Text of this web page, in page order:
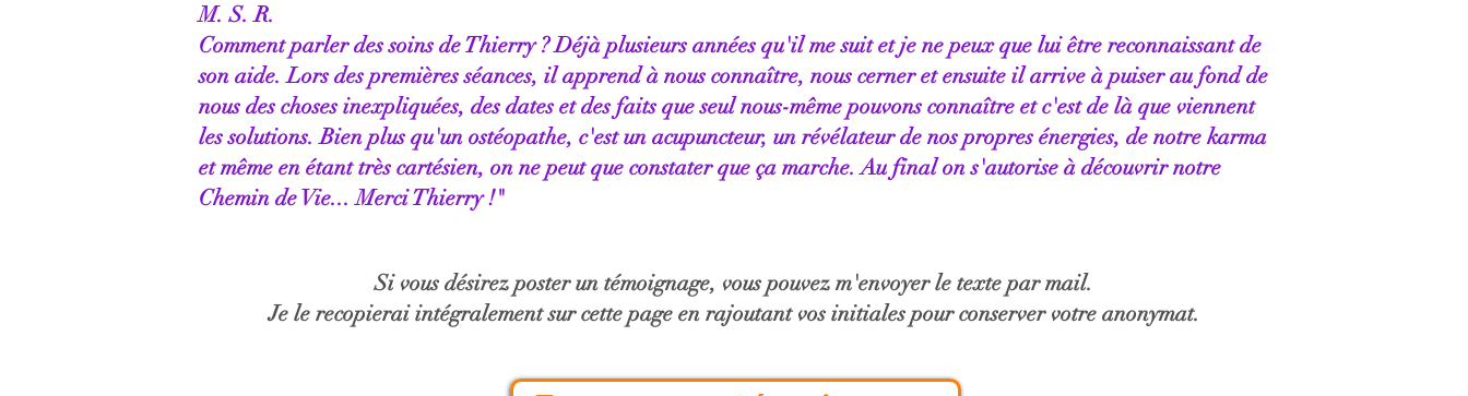
M. S. R.
Comment parler des soins de Thierry ? Déjà plusieurs années qu'il me suit et je ne peux que lui être reconnaissant de
son aide. Lors des premières séances, il apprend à nous connaître, nous cerner et ensuite il arrive à puiser au fond de
nous des choses inexpliquées, des dates et des faits que seul nous-même pouvons connaître et c'est de là que viennent
les solutions. Bien plus qu'un ostéopathe, c'est un acupuncteur, un révélateur de nos propres énergies, de notre karma
et même en étant très cartésien, on ne peut que constater que ça marche. Au final on s'autorise à découvrir notre
Chemin de Vie... Merci Thierry !"
Si vous désirez poster un témoignage, vous pouvez m'envoyer le texte par mail.
Je le recopierai intégralement sur cette page en rajoutant vos initiales pour conserver votre anonymat.